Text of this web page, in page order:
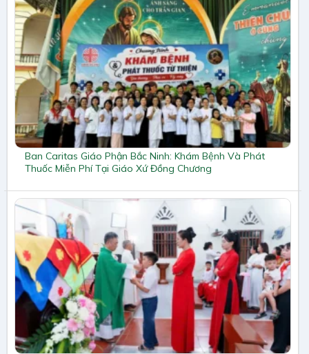
Ban Caritas Giáo Phận Bắc Ninh: Khám Bệnh Và Phát
Thuốc Miễn Phí Tại Giáo Xứ Đồng Chương